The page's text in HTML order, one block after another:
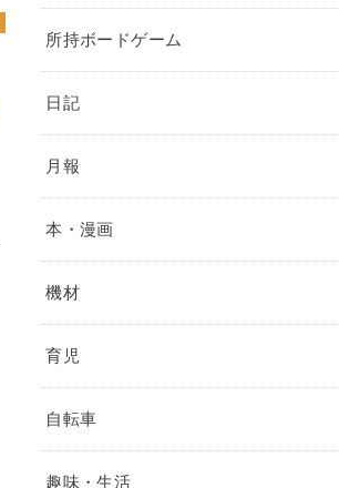
所持ボードゲーム
日記
月報
本・漫画
機材
育児
自転車
趣味・生活